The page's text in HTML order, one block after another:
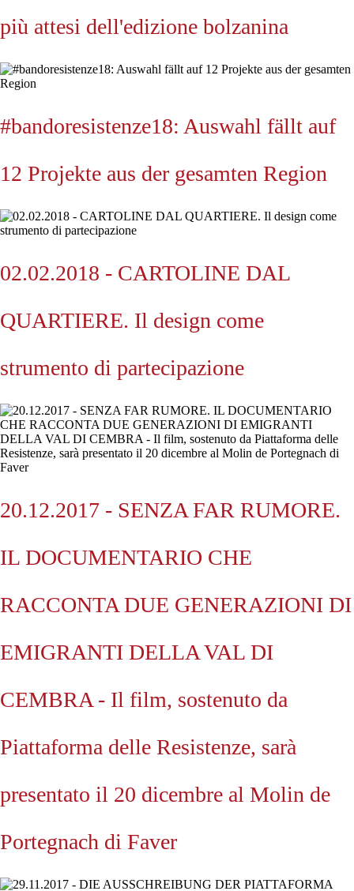
più attesi dell'edizione bolzanina
#bandoresistenze18: Auswahl fällt auf
12 Projekte aus der gesamten Region
02.02.2018 - CARTOLINE DAL
QUARTIERE. Il design come
strumento di partecipazione
20.12.2017 - SENZA FAR RUMORE.
IL DOCUMENTARIO CHE
RACCONTA DUE GENERAZIONI DI
EMIGRANTI DELLA VAL DI
CEMBRA - Il film, sostenuto da
Piattaforma delle Resistenze, sarà
presentato il 20 dicembre al Molin de
Portegnach di Faver